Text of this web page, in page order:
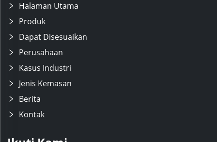
Halaman Utama
Produk
Dapat Disesuaikan
Perusahaan
Kasus Industri
Jenis Kemasan
Berita
Kontak